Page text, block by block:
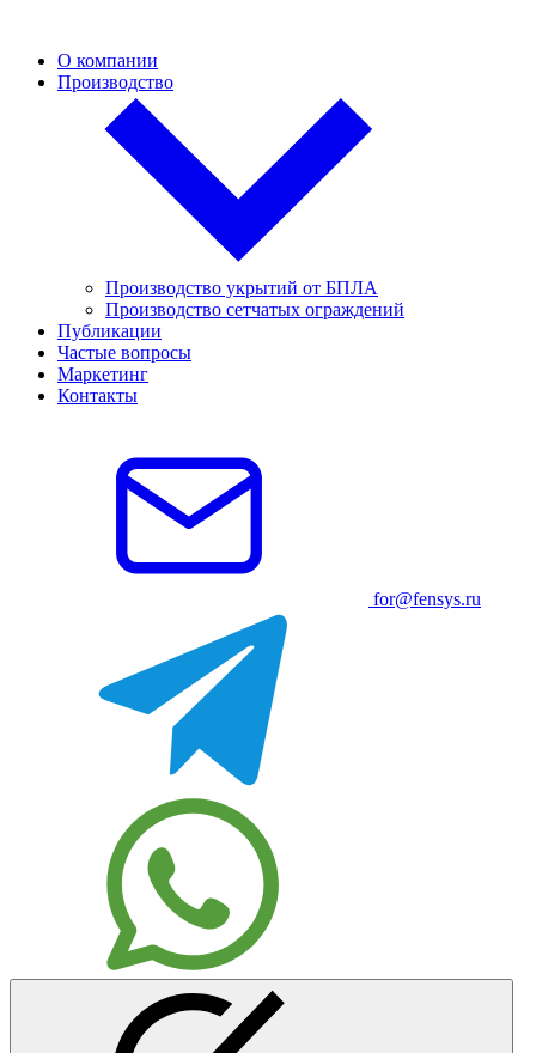
О компании
Производство
Производство укрытий от БПЛА
Производство сетчатых ограждений
Публикации
Частые вопросы
Маркетинг
Контакты
for@fensys.ru